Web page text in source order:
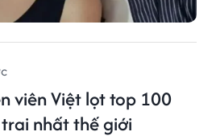
viên Việt lọt top 100
nhất thế giới